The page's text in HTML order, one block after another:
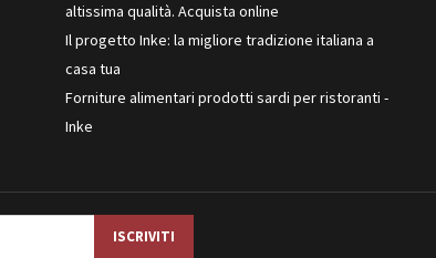
altissima qualità. Acquista online
Il progetto Inke: la migliore tradizione italiana a
casa tua
Forniture alimentari prodotti sardi per ristoranti -
Inke